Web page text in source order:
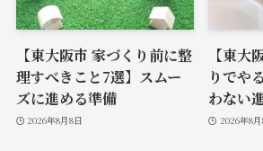
【東大阪市 家づくり前に整
理すべきこと7選】スムー
ズに進める準備
2026年8月8日
【東大
りでや
わない
2026年8